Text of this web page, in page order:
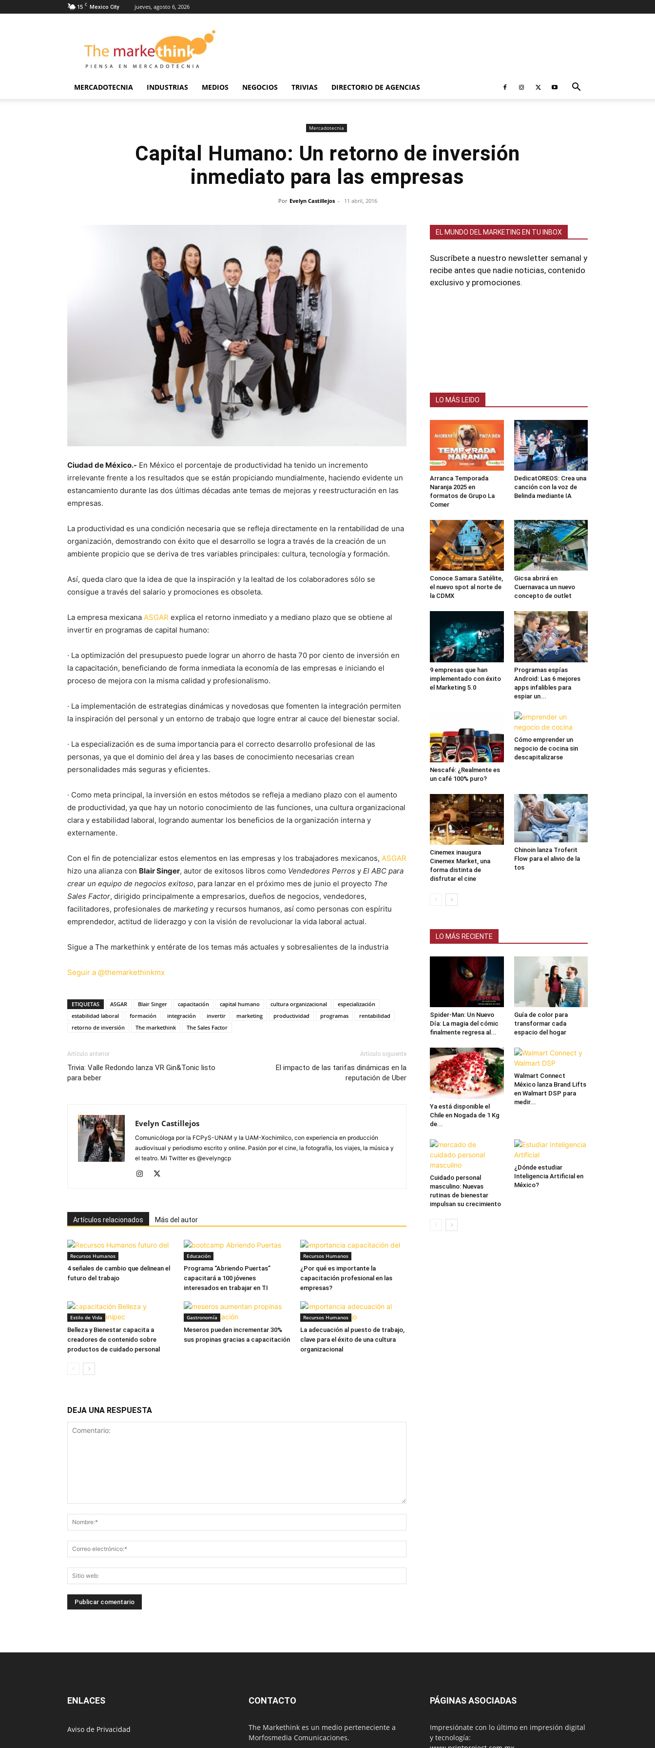
15 C Mexico City jueves, agosto 6, 2026
Markethink
MERCADOTECNIA INDUSTRIAS MEDIOS NEGOCIOS TRIVIAS DIRECTORIO DE AGENCIAS
Mercadotecnia
Capital Humano: Un retorno de inversión
inmediato para las empresas
Por Evelyn Castillejos - 11 abril, 2016
Ciudad de México.- En México el porcentaje de productividad ha tenido un incremento
irrelevante frente a los resultados que se están propiciando mundialmente, haciendo evidente un
estancamiento durante las dos últimas décadas ante temas de mejoras y reestructuración en las
empresas.
La productividad es una condición necesaria que se refleja directamente en la rentabilidad de una
organización, demostrando con éxito que el desarrollo se logra a través de la creación de un
ambiente propicio que se deriva de tres variables principales: cultura, tecnología y formación.
Así, queda claro que la idea de que la inspiración y la lealtad de los colaboradores sólo se
consigue a través del salario y promociones es obsoleta.
La empresa mexicana ASGAR explica el retorno inmediato y a mediano plazo que se obtiene al
invertir en programas de capital humano:
· La optimización del presupuesto puede lograr un ahorro de hasta 70 por ciento de inversión en
la capacitación, beneficiando de forma inmediata la economía de las empresas e iniciando el
proceso de mejora con la misma calidad y profesionalismo.
· La implementación de estrategias dinámicas y novedosas que fomenten la integración permiten
la inspiración del personal y un entorno de trabajo que logre entrar al cauce del bienestar social.
· La especialización es de suma importancia para el correcto desarrollo profesional de las
personas, ya que el dominio del área y las bases de conocimiento necesarias crean
personalidades más seguras y eficientes.
· Como meta principal, la inversión en estos métodos se refleja a mediano plazo con el aumento
de productividad, ya que hay un notorio conocimiento de las funciones, una cultura organizacional
clara y estabilidad laboral, logrando aumentar los beneficios de la organización interna y
externamente.
Con el fin de potencializar estos elementos en las empresas y los trabajadores mexicanos, ASGAR
hizo una alianza con Blair Singer, autor de exitosos libros como Vendedores Perros y El ABC para
crear un equipo de negocios exitoso, para lanzar en el próximo mes de junio el proyecto The
Sales Factor, dirigido principalmente a empresarios, dueños de negocios, vendedores,
facilitadores, profesionales de marketing y recursos humanos, así como personas con espíritu
emprendedor, actitud de liderazgo y con la visión de revolucionar la vida laboral actual.
Sigue a The markethink y entérate de los temas más actuales y sobresalientes de la industria
Seguir a @themarkethinkmx
ETIQUETAS ASGAR Blair Singer capacitación capital humano cultura organizacional
especialización
estabilidad laboral
formación integración invertir marketing productividad programas
rentabilidad
retorno de inversión
The markethink The Sales Factor
Artículo anterior
Trivia: Valle Redondo lanza VR Gin&Tonic listo
para beber
Artículo siguiente
El impacto de las tarifas dinámicas en la
reputación de Uber
Evelyn Castillejos
Comunicóloga por la FCPyS-UNAM y la UAM-Xochimilco, con experiencia en producción
audiovisual y periodismo escrito y online. Pasión por el cine, la fotografía, los viajes, la música y
el teatro. Mi Twitter es @evelyngcp
Artículos relacionados Más del autor
Recursos Humanos
4 señales de cambio que delinean el
futuro del trabajo
Educación
Programa “Abriendo Puertas”
capacitará a 100 jóvenes
interesados en trabajar en TI
Recursos Humanos
¿Por qué es importante la
capacitación profesional en las
empresas?
Estilo de Vida
Belleza y Bienestar capacita a
creadores de contenido sobre
productos de cuidado personal
Gastronomía
Meseros pueden incrementar 30%
sus propinas gracias a capacitación
Recursos Humanos
La adecuación al puesto de trabajo,
clave para el éxito de una cultura
organizacional
DEJA UNA RESPUESTA
EL MUNDO DEL MARKETING EN TU INBOX
Suscríbete a nuestro newsletter semanal y
recibe antes que nadie noticias, contenido
exclusivo y promociones.
LO MÁS LEIDO
Arranca Temporada
Naranja 2025 en
formatos de Grupo La
Comer
DedicatOREOS: Crea una
canción con la voz de
Belinda mediante IA
Conoce Samara Satélite,
el nuevo spot al norte de
la CDMX
Gicsa abrirá en
Cuernavaca un nuevo
concepto de outlet
9 empresas que han
implementado con éxito
el Marketing 5.0
Programas espías
Android: Las 6 mejores
apps infalibles para
espiar un...
Nescafé: ¿Realmente es
un café 100% puro?
Cómo emprender un
negocio de cocina sin
descapitalizarse
Cinemex inaugura
Cinemex Market, una
forma distinta de
disfrutar el cine
Chinoin lanza Troferit
Flow para el alivio de la
tos
LO MÁS RECIENTE
Spider-Man: Un Nuevo
Día: La magia del cómic
finalmente regresa al...
Guía de color para
transformar cada
espacio del hogar
Ya está disponible el
Chile en Nogada de 1 Kg
de...
Walmart Connect
México lanza Brand Lifts
en Walmart DSP para
medir...
Cuidado personal
masculino: Nuevas
rutinas de bienestar
impulsan su crecimiento
¿Dónde estudiar
Inteligencia Artificial en
México?
ENLACES
Aviso de Privacidad
CONTACTO
The Markethink es un medio perteneciente a
Morfosmedia Comunicaciones.
PÁGINAS ASOCIADAS
Impresiónate con lo último en impresión digital
y tecnología: